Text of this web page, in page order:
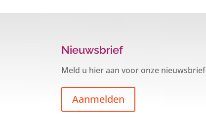
Nieuwsbrief
Meld u hier aan voor onze nieuwsbrief
Aanmelden